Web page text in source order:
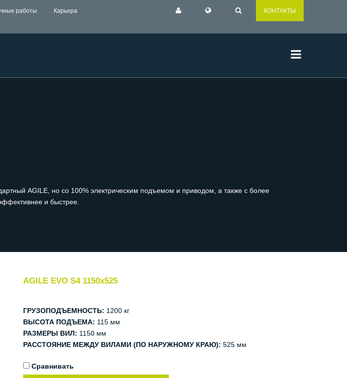
работы
Карьера
КОНТАКТЫ
AGILE, но со 100% электрическим подъемом и приводом, а также с более
и быстрее.
AGILE EVO S4 1150x525
ГРУЗОПОДЪЕМНОСТЬ: 1200 кг
ВЫСОТА ПОДЪЕМА: 115 мм
РАЗМЕРЫ ВИЛ: 1150 мм
РАССТОЯНИЕ МЕЖДУ ВИЛАМИ (ПО НАРУЖНОМУ КРАЮ): 525 мм
Сравнивать